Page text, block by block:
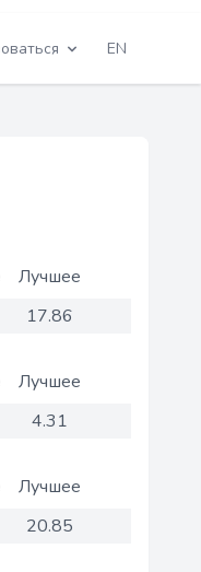
EN
Лучшее
17.86
Лучшее
4.31
Лучшее
20.85